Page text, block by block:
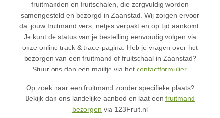
fruitmanden en fruitschalen, die zorgvuldig worden
samengesteld en bezorgd in Zaanstad. Wij zorgen ervoor
dat jouw fruitmand vers, netjes verpakt en op tijd aankomt.
Je kunt de status van je bestelling eenvoudig volgen via
onze online track & trace-pagina. Heb je vragen over het
bezorgen van een fruitmand of fruitschaal in Zaanstad?
Stuur ons dan een mailtje via het contactformulier.
Op zoek naar een fruitmand zonder specifieke plaats?
Bekijk dan ons landelijke aanbod en laat een fruitmand
bezorgen via 123Fruit.nl